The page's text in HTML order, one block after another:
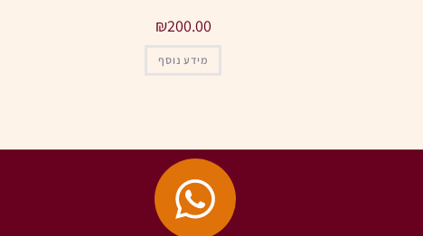
₪200.00
מידע נוסף